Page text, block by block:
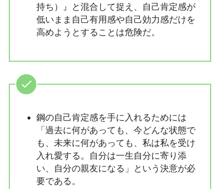
持ち）』と混合して捉え、自己肯定感が
低いまま自己有用感や自己効力感だけを
高めようとすることは危険だ。
鋼の自己肯定感を手に入れるためには
「過去に何があっても、今どんな状態で
も、未来に何があっても、私は私を受け
入れ愛する。自分は一生自分に寄り添
い、自分の親友になる」という決意が必
要である。